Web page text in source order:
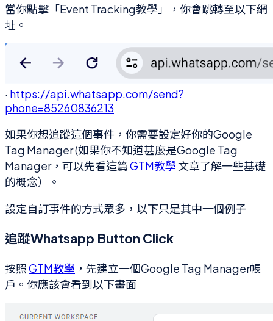
當你點擊「Event Tracking教學」，你會跳轉至以下網
址。
· https://api.whatsapp.com/send?
phone=85260836213
如果你想追蹤這個事件，你需要設定好你的Google
Tag Manager (如果你不知道甚麼是Google Tag
Manager，可以先看這篇GTM教學 文章了解一些基礎
的概念）。
設定自訂事件的方式眾多，以下只是其中一個例子
追蹤Whatsapp Button Click
按照GTM教學 ，先建立一個Google Tag Manager帳
戶。你應該會看到以下畫面